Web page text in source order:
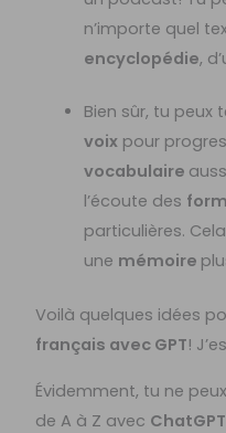
n’importe quel
encyclopédie,
Bien sûr, tu peux
voix pour
vocabulaire
l’écoute des
particulières.
une mémoire
Voilà quelques idées
français avec GPT!
Évidemment, tu ne
de A à Z avec ChatGPT